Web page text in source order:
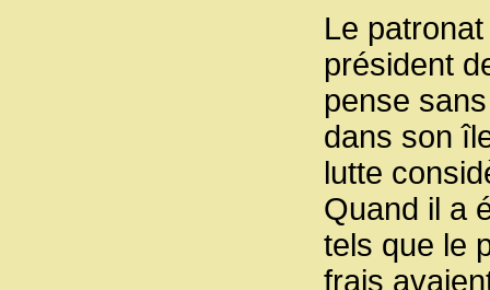
Le
président
pense
dans son
lutte
Quand il a
tels que le
frais